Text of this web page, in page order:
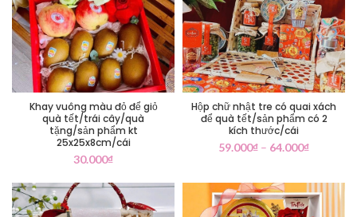
Khay vuông màu đỏ để giỏ
quà tết/trái cây/quà
tặng/sản phẩm kt
25x25x8cm/cái
30.000₫
Hộp chữ nhật tre có quai xách
để quà tết/sản phẩm có 2
kích thước/cái
59.000₫ – 64.000₫